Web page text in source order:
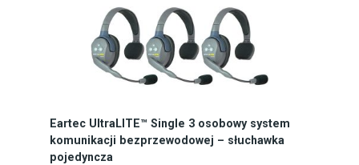
Eartec UltraLITE™ Single 3 osobowy system
komunikacji bezprzewodowej – słuchawka
pojedyncza